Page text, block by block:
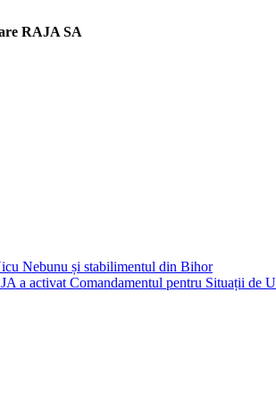
RAJA SA
Nebunu și stabilimentul din Bihor
a activat Comandamentul pentru Situații de